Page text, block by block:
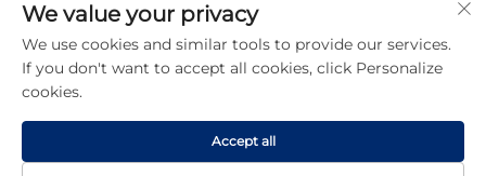
branchenyt, opdateringer og indsigt fra vores team.
We value your privacy
We use cookies and similar tools to provide our services.
If you don't want to accept all cookies, click Personalize
cookies.
Accept all